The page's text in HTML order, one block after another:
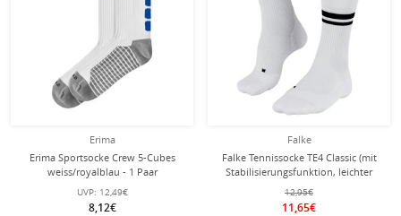
Erima
Erima Sportsocke Crew 5-Cubes
weiss/royalblau - 1 Paar
UVP: 12,49€
8,12€
Falke
Falke Tennissocke TE4 Classic (mit
Stabilisierungsfunktion, leichter
Dämpfung) weiss/schwarz Damen -
1 Paar
12,95€
11,65€